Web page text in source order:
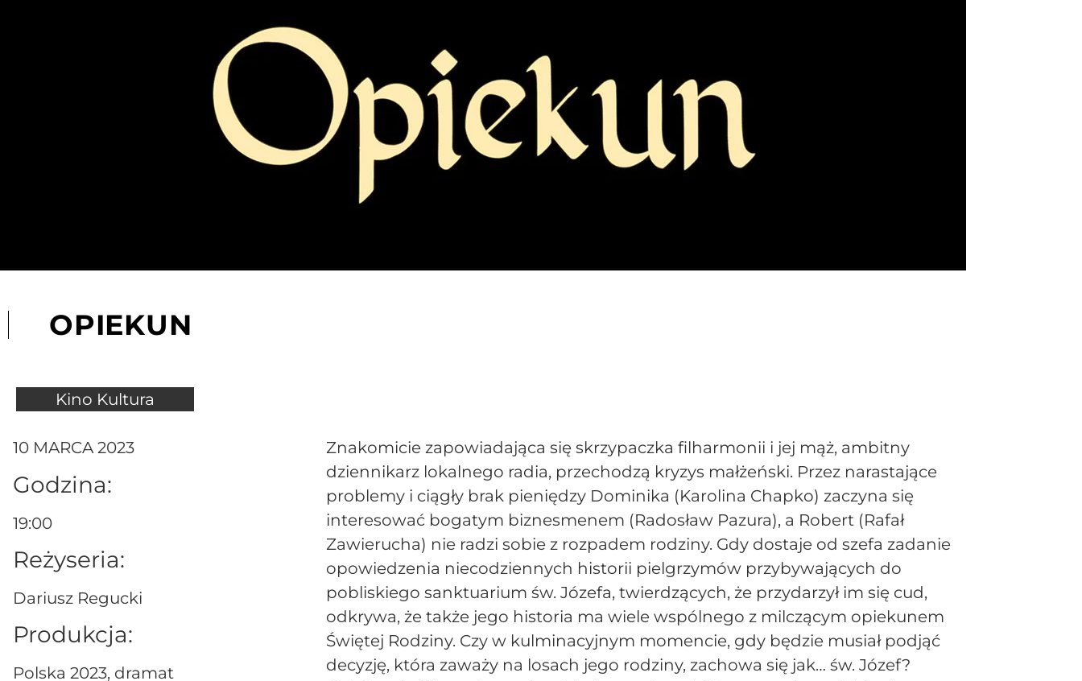
OPIEKUN
Kino Kultura
10 MARCA 2023
Godzina:
19:00
Reżyseria:
Dariusz Regucki
Produkcja:
Polska 2023, dramat
Znakomicie zapowiadająca się skrzypaczka filharmonii i jej mąż, ambitny
dziennikarz lokalnego radia, przechodzą kryzys małżeński. Przez narastające
problemy i ciągły brak pieniędzy Dominika (Karolina Chapko) zaczyna się
interesować bogatym biznesmenem (Radosław Pazura), a Robert (Rafał
Zawierucha) nie radzi sobie z rozpadem rodziny. Gdy dostaje od szefa zadanie
opowiedzenia niecodziennych historii pielgrzymów przybywających do
pobliskiego sanktuarium św. Józefa, twierdzących, że przydarzył im się cud,
odkrywa, że także jego historia ma wiele wspólnego z milczącym opiekunem
Świętej Rodziny. Czy w kulminacyjnym momencie, gdy będzie musiał podjąć
decyzję, która zaważy na losach jego rodziny, zachowa się jak… św. Józef?